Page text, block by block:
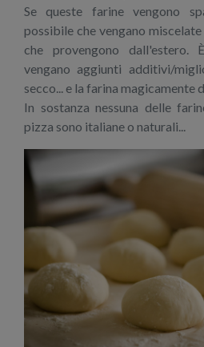
Se queste farine vengono
possibile che vengano
che provengono dall'estero.
vengano aggiunti additivi/
secco... e la farina magicamente
In sostanza nessuna delle
pizza sono italiane o naturali...